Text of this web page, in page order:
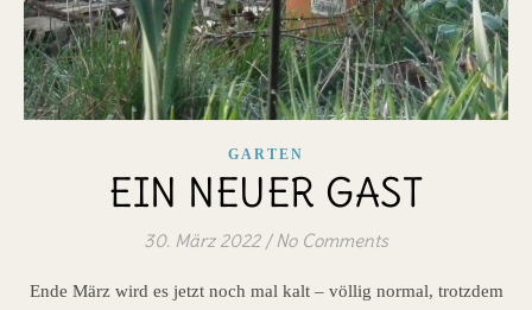
GARTEN
EIN NEUER GAST
30. März 2022 / No Comments
Ende März wird es jetzt noch mal kalt – völlig normal, trotzdem